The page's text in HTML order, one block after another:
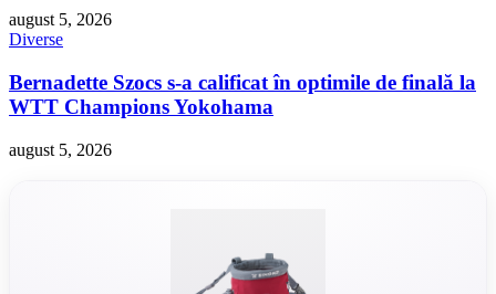
august 5, 2026
Diverse
Bernadette Szocs s-a calificat în optimile de finală la
WTT Champions Yokohama
august 5, 2026